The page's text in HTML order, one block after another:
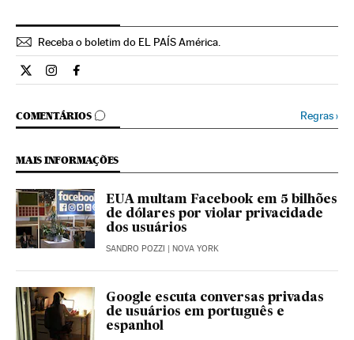
Receba o boletim do EL PAÍS América.
Economia El País Brasil en Twitter
Economia El País Brasil en Instagram
Economia El País Brasil en Facebook
COMENTÁRIOS
COMENTÁRIOS Regras›
MAIS INFORMAÇÕES
EUA multam Facebook em 5 bilhões
de dólares por violar privacidade
dos usuários
SANDRO POZZI | NOVA YORK
Google escuta conversas privadas
de usuários em português e
espanhol